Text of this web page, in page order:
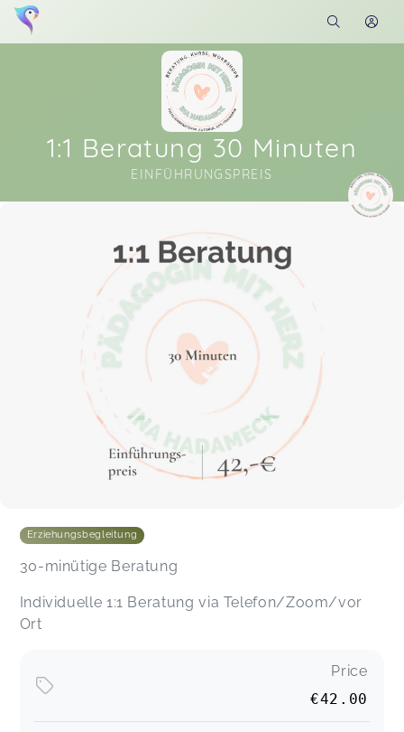
1:1 Beratung 30 Minuten
EINFÜHRUNGSPREIS
Erziehungsbegleitung
30-minütige Beratung
Individuelle 1:1 Beratung via Telefon/Zoom/vor
Ort
Price
€42.00